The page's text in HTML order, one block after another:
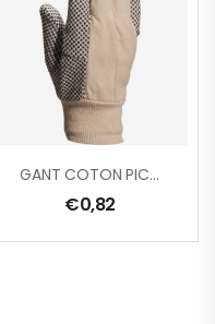
GANT COTON PICOTS NOIR
€0,82